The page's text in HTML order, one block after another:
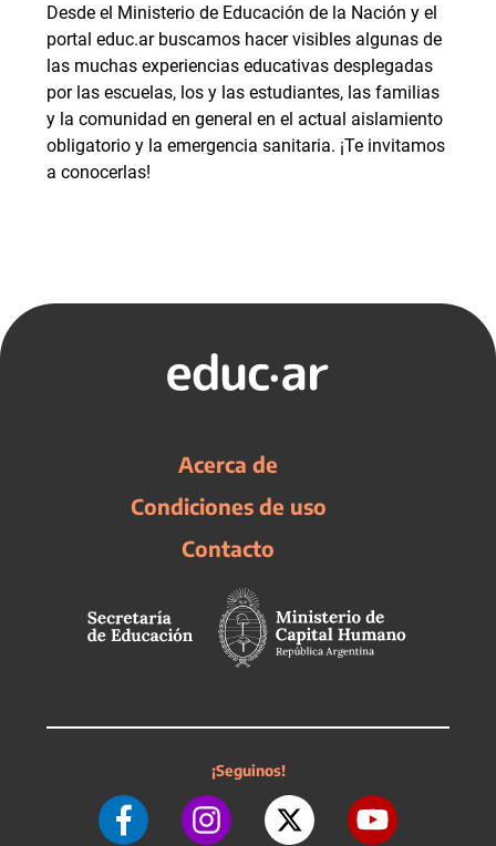
Desde el Ministerio de Educación de la Nación y el
portal educ.ar buscamos hacer visibles algunas de
las muchas experiencias educativas desplegadas
por las escuelas, los y las estudiantes, las familias
y la comunidad en general en el actual aislamiento
obligatorio y la emergencia sanitaria. ¡Te invitamos
a conocerlas!
Acerca de
Condiciones de uso
Contacto
¡Seguinos!